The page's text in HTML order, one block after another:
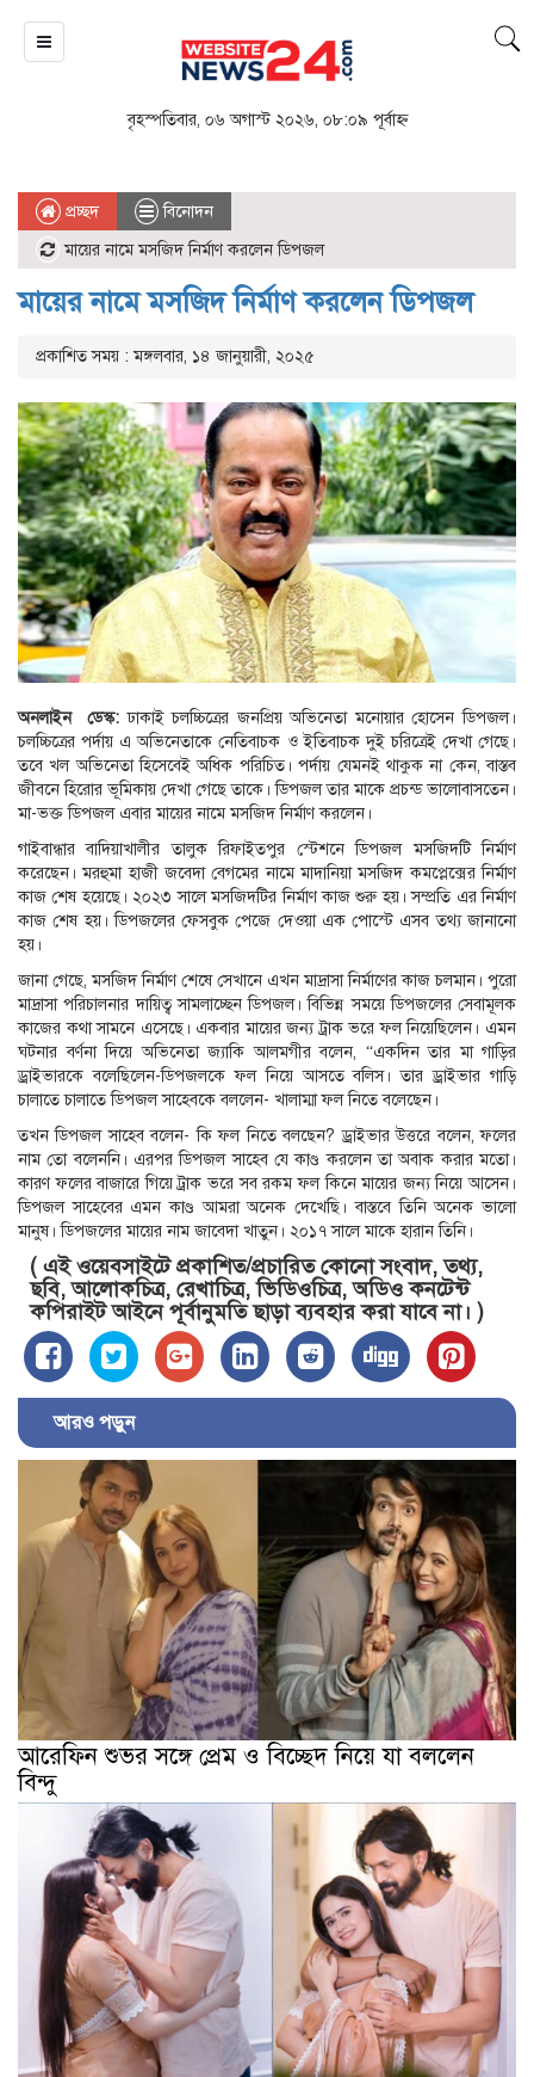
বৃহস্পতিবার, ০৬ অগাস্ট ২০২৬, ০৮:০৯ পূর্বাহ্ন
প্রচ্ছদ
বিনোদন
মায়ের নামে মসজিদ নির্মাণ করলেন ডিপজল
মায়ের নামে মসজিদ নির্মাণ করলেন ডিপজল
প্রকাশিত সময় : মঙ্গলবার, ১৪ জানুয়ারী, ২০২৫
অনলাইন ডেস্ক:ঢাকাই চলচ্চিত্রের জনপ্রিয় অভিনেতা মনোয়ার হোসেন ডিপজল।
চলচ্চিত্রের পর্দায় এ অভিনেতাকে নেতিবাচক ও ইতিবাচক দুই চরিত্রেই দেখা গেছে।
তবে খল অভিনেতা হিসেবেই অধিক পরিচিত। পর্দায় যেমনই থাকুক না কেন, বাস্তব
জীবনে হিরোর ভূমিকায় দেখা গেছে তাকে। ডিপজল তার মাকে প্রচন্ড ভালোবাসতেন।
মা-ভক্ত ডিপজল এবার মায়ের নামে মসজিদ নির্মাণ করলেন।
গাইবান্ধার বাদিয়াখালীর তালুক রিফাইতপুর স্টেশনে ডিপজল মসজিদটি নির্মাণ
করেছেন। মরহুমা হাজী জবেদা বেগমের নামে মাদানিয়া মসজিদ কমপ্লেক্সের নির্মাণ
কাজ শেষ হয়েছে। ২০২৩ সালে মসজিদটির নির্মাণ কাজ শুরু হয়। সম্প্রতি এর নির্মাণ
কাজ শেষ হয়। ডিপজলের ফেসবুক পেজে দেওয়া এক পোস্টে এসব তথ্য জানানো
হয়।
জানা গেছে, মসজিদ নির্মাণ শেষে সেখানে এখন মাদ্রাসা নির্মাণের কাজ চলমান। পুরো
মাদ্রাসা পরিচালনার দায়িত্ব সামলাচ্ছেন ডিপজল। বিভিন্ন সময়ে ডিপজলের সেবামূলক
কাজের কথা সামনে এসেছে। একবার মায়ের জন্য ট্রাক ভরে ফল নিয়েছিলেন। এমন
ঘটনার বর্ণনা দিয়ে অভিনেতা জ্যাকি আলমগীর বলেন, “একদিন তার মা গাড়ির
ড্রাইভারকে বলেছিলেন-ডিপজলকে ফল নিয়ে আসতে বলিস। তার ড্রাইভার গাড়ি
চালাতে চালাতে ডিপজল সাহেবকে বললেন- খালাম্মা ফল নিতে বলেছেন।
তখন ডিপজল সাহেব বলেন- কি ফল নিতে বলছেন? ড্রাইভার উত্তরে বলেন, ফলের
নাম তো বলেননি। এরপর ডিপজল সাহেব যে কাণ্ড করলেন তা অবাক করার মতো।
কারণ ফলের বাজারে গিয়ে ট্রাক ভরে সব রকম ফল কিনে মায়ের জন্য নিয়ে আসেন।
ডিপজল সাহেবের এমন কাণ্ড আমরা অনেক দেখেছি। বাস্তবে তিনি অনেক ভালো
মানুষ। ডিপজলের মায়ের নাম জাবেদা খাতুন। ২০১৭ সালে মাকে হারান তিনি।
( এই ওয়েবসাইটে প্রকাশিত/প্রচারিত কোনো সংবাদ, তথ্য,
ছবি, আলোকচিত্র, রেখাচিত্র, ভিডিওচিত্র, অডিও কনটেন্ট
কপিরাইট আইনে পূর্বানুমতি ছাড়া ব্যবহার করা যাবে না। )
আরও পড়ুন
আরেফিন শুভর সঙ্গে প্রেম ও বিচ্ছেদ নিয়ে যা বললেন
বিন্দু